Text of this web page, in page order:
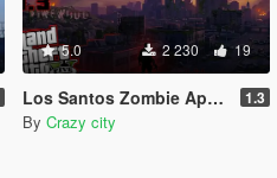
5.0 2 230 19
Los Santos Zombie Apocalypse [YMAP] 1.3
By Crazy city